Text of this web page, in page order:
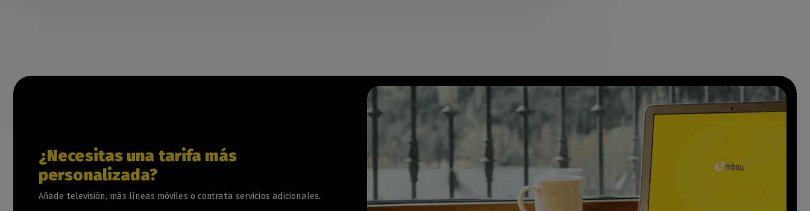
¿Necesitas una tarifa más
personalizada?
Añade televisión, más líneas móviles o contrata servicios adicionales.